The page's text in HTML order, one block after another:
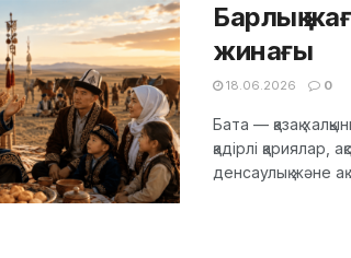
Барлық
жинағы
18.06.2026 0
Бата — қазақ
қадірлі қариялар,
денсаулық және